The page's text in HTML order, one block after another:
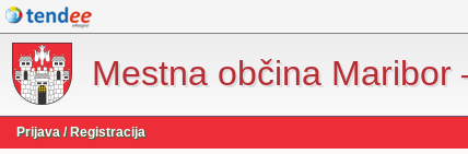
Mestna občina Maribor
Prijava / Registracija